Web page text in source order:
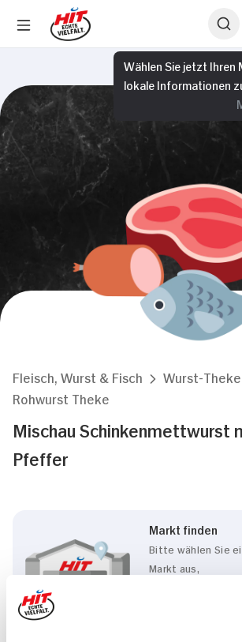
Wählen Sie jetzt Ihren
lokale Informationen
Fleisch, Wurst & Fisch
Wurst-Theke
Rohwurst Theke
Mischau Schinkenmettwurst
Pfeffer
Markt finden
Bitte wählen Sie
Markt aus,